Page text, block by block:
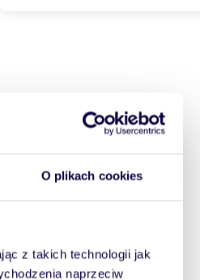
O plikach cookies
z takich technologii jak
naprzeciw